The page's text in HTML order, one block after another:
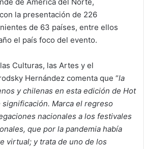
de América del Norte,
la presentación de 226
de 63 países, entre ellos
el país foco del evento.
Culturas, las Artes y el
Hernández comenta que “la
y chilenas en esta edición de Hot
Marca el regreso
nacionales a los festivales
que por la pandemia había
virtual; y trata de uno de los